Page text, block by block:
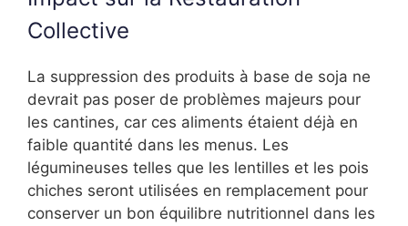
Collective
La suppression des produits à base de soja ne
devrait pas poser de problèmes majeurs pour
les cantines, car ces aliments étaient déjà en
faible quantité dans les menus. Les
légumineuses telles que les lentilles et les pois
chiches seront utilisées en remplacement pour
conserver un bon équilibre nutritionnel dans les